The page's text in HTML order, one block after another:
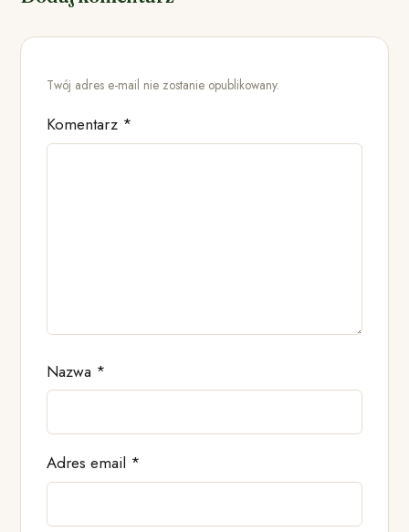
Twój adres e-mail nie zostanie opublikowany.
Komentarz *
Nazwa *
Adres email *